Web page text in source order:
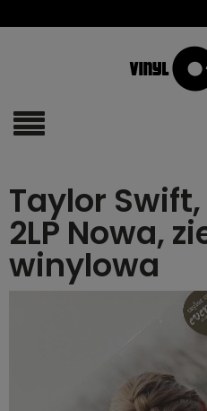
Taylor
2LP Nowa,
winylowa